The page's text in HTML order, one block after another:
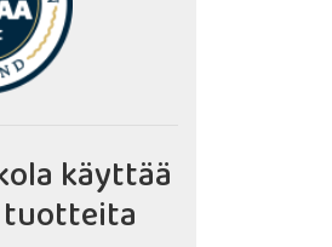
käyttää
tuotteita